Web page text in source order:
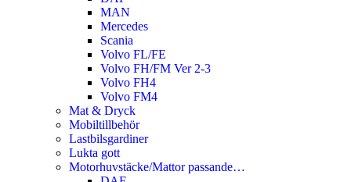
MAN
Mercedes
Scania
Volvo FL/FE
Volvo FH/FM Ver 2-3
Volvo FH4
Volvo FM4
Mat & Dryck
Mobiltillbehör
Lastbilsgardiner
Lukta gott
Motorhuvstäcke/Mattor passande…